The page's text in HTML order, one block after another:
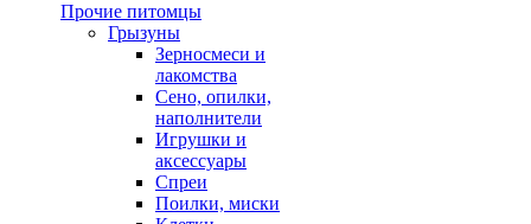
Прочие питомцы
Грызуны
Зерносмеси и
лакомства
Сено, опилки,
наполнители
Игрушки и
аксессуары
Спреи
Поилки, миски